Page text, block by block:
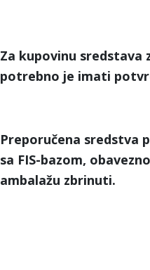
Za kupovinu sredstava
potrebno je imati
Preporučena sredstva
sa FIS-bazom,
ambalažu zbrinuti.